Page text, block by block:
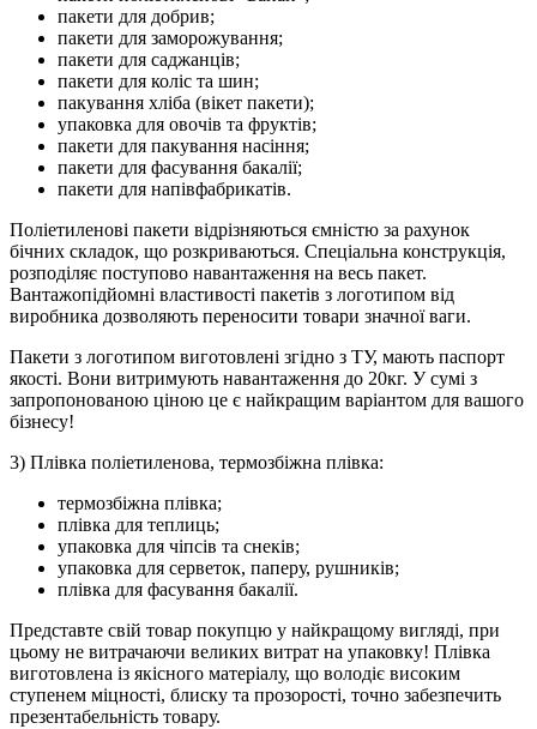
пакети для добрив;
пакети для заморожування;
пакети для саджанців;
пакети для коліс та шин;
пакування хліба (вікет пакети);
упаковка для овочів та фруктів;
пакети для пакування насіння;
пакети для фасування бакалії;
пакети для напівфабрикатів.
Поліетиленові пакети відрізняються ємністю за рахунок
бічних складок, що розкриваються. Спеціальна конструкція,
розподіляє поступово навантаження на весь пакет.
Вантажопідйомні властивості пакетів з логотипом від
виробника дозволяють переносити товари значної ваги.
Пакети з логотипом виготовлені згідно з ТУ, мають паспорт
якості. Вони витримують навантаження до 20кг. У сумі з
запропонованою ціною це є найкращим варіантом для вашого
бізнесу!
3) Плівка поліетиленова, термозбіжна плівка:
термозбіжна плівка;
плівка для теплиць;
упаковка для чіпсів та снеків;
упаковка для серветок, паперу, рушників;
плівка для фасування бакалії.
Представте свій товар покупцю у найкращому вигляді, при
цьому не витрачаючи великих витрат на упаковку! Плівка
виготовлена із якісного матеріалу, що володіє високим
ступенем міцності, блиску та прозорості, точно забезпечить
презентабельність товару.